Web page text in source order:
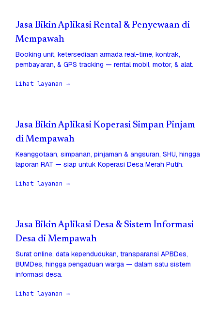
Jasa Bikin Aplikasi Rental & Penyewaan di
Mempawah
Booking unit, ketersediaan armada real-time, kontrak,
pembayaran, & GPS tracking — rental mobil, motor, & alat.
Lihat layanan →
Jasa Bikin Aplikasi Koperasi Simpan Pinjam
di Mempawah
Keanggotaan, simpanan, pinjaman & angsuran, SHU, hingga
laporan RAT — siap untuk Koperasi Desa Merah Putih.
Lihat layanan →
Jasa Bikin Aplikasi Desa & Sistem Informasi
Desa di Mempawah
Surat online, data kependudukan, transparansi APBDes,
BUMDes, hingga pengaduan warga — dalam satu sistem
informasi desa.
Lihat layanan →